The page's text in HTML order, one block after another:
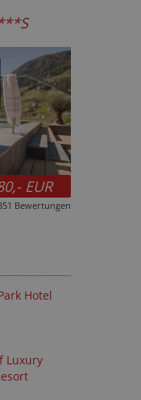
****S
- Tschars
CHF
Hotel